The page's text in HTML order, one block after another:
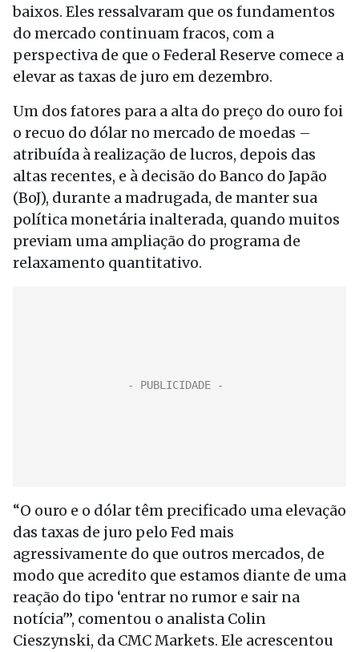
baixos. Eles ressalvaram que os fundamentos
do mercado continuam fracos, com a
perspectiva de que o Federal Reserve comece a
elevar as taxas de juro em dezembro.
Um dos fatores para a alta do preço do ouro foi
o recuo do dólar no mercado de moedas –
atribuída à realização de lucros, depois das
altas recentes, e à decisão do Banco do Japão
(BoJ), durante a madrugada, de manter sua
política monetária inalterada, quando muitos
previam uma ampliação do programa de
relaxamento quantitativo.
“O ouro e o dólar têm precificado uma elevação
das taxas de juro pelo Fed mais
agressivamente do que outros mercados, de
modo que acredito que estamos diante de uma
reação do tipo ‘entrar no rumor e sair na
notícia'”, comentou o analista Colin
Cieszynski, da CMC Markets. Ele acrescentou